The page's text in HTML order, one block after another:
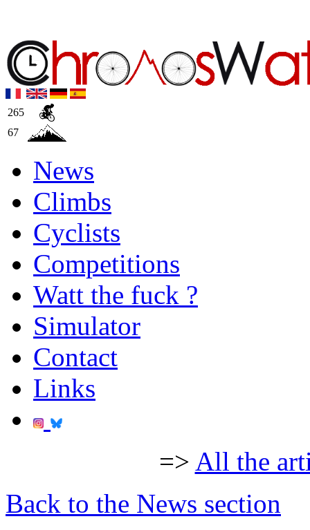
265
67
News
Climbs
Cyclists
Competitions
Watt the fuck ?
Simulator
Contact
Links
=> All the
Back to the News section